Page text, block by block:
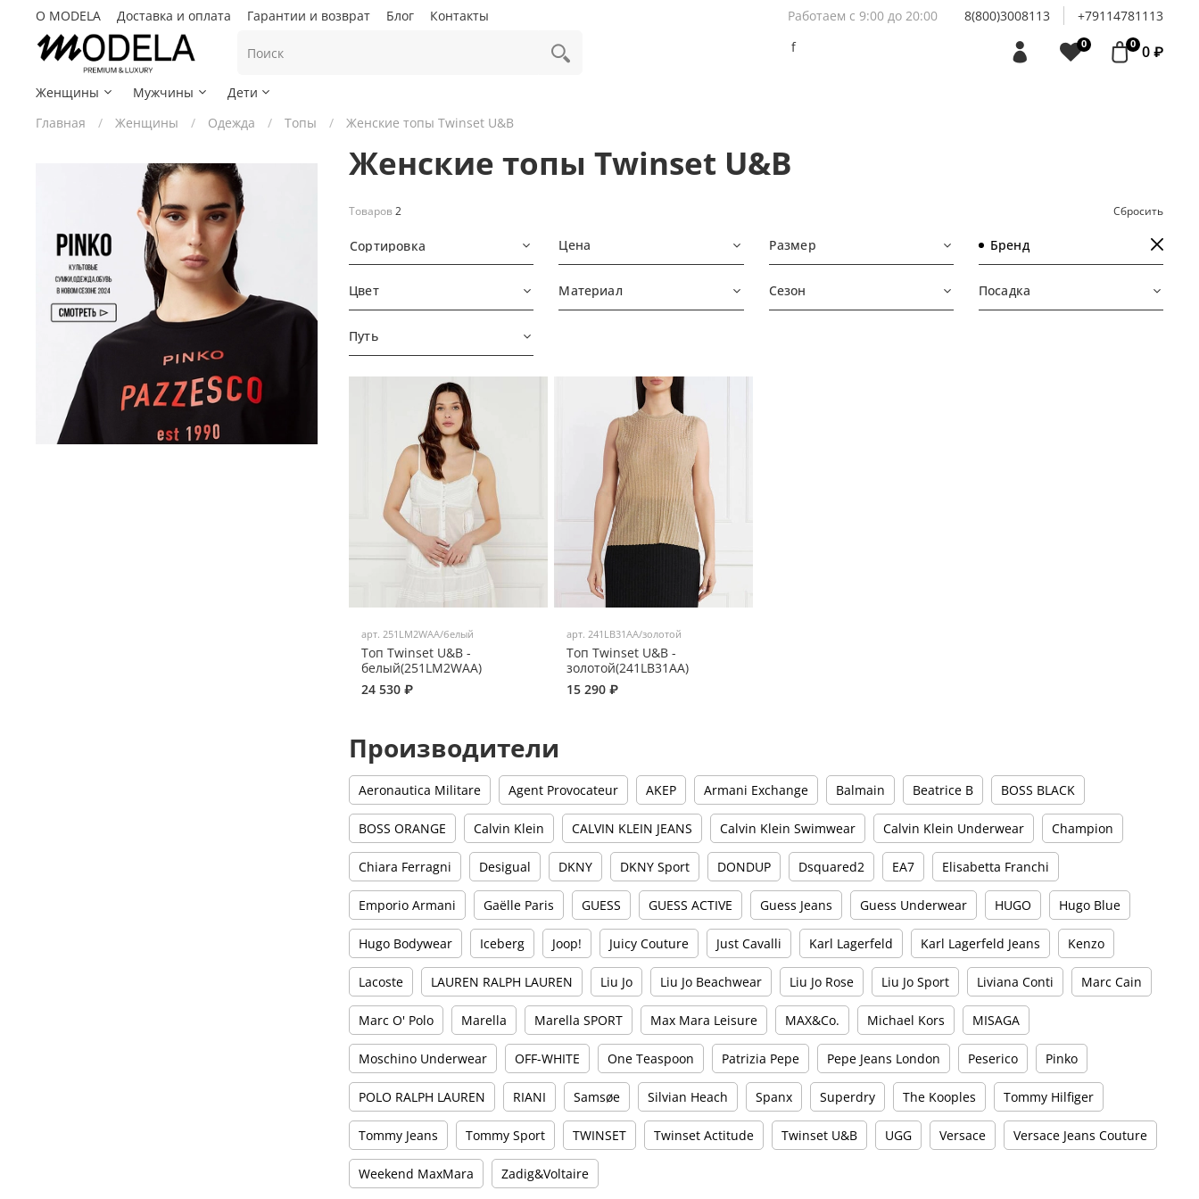
О MODELA Доставка и оплата Гарантии и возврат Блог Контакты Работаем с 9:00 до 20:00 8(800)3008113
+79114781113
f
0 0 0 ₽
Женщины Мужчины
Дети
Главная
Женщины Одежда Топы Женские топы Twinset U&B
Женские топы Twinset U&B
Товаров2 Сбросить
Сортировка Цена Размер Бренд
Цвет Материал Сезон Посадка
Путь
арт. 251LM2WAA/белый
Топ Twinset U&B -
белый(251LM2WAA)
24 530 ₽
арт. 241LB31AA/золотой
Топ Twinset U&B -
золотой(241LB31AA)
15 290 ₽
Производители
Aeronautica Militare Agent Provocateur AKEP Armani Exchange Balmain Beatrice B BOSS BLACK
BOSS ORANGE Calvin Klein CALVIN KLEIN JEANS Calvin Klein Swimwear Calvin Klein Underwear Champion
Chiara Ferragni Desigual DKNY DKNY Sport DONDUP Dsquared2 EA7 Elisabetta Franchi
Emporio Armani Gaëlle Paris GUESS GUESS ACTIVE Guess Jeans Guess Underwear HUGO Hugo Blue
Hugo Bodywear Iceberg Joop! Juicy Couture Just Cavalli Karl Lagerfeld Karl Lagerfeld Jeans Kenzo
Lacoste LAUREN RALPH LAUREN Liu Jo Liu Jo Beachwear Liu Jo Rose Liu Jo Sport Liviana Conti Marc Cain
Marc O' Polo Marella Marella SPORT Max Mara Leisure MAX&Co. Michael Kors MISAGA
Moschino Underwear OFF-WHITE One Teaspoon Patrizia Pepe Pepe Jeans London Peserico Pinko
POLO RALPH LAUREN RIANI Samsøe Silvian Heach Spanx Superdry The Kooples Tommy Hilfiger
Tommy Jeans Tommy Sport TWINSET Twinset Actitude Twinset U&B UGG Versace Versace Jeans Couture
Weekend MaxMara Zadig&Voltaire